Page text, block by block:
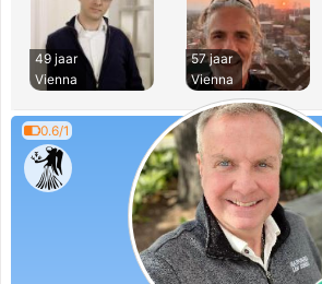
49 jaar
Vienna
57 jaar
Vienna
0.6/1